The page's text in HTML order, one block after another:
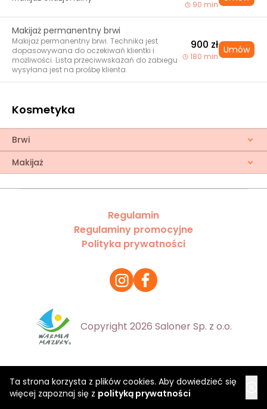
Ta strona korzysta z plików cookies. Aby dowiedzieć się
więcej zapoznaj się z polityką prywatności
90 min
Makijaż permanentny brwi
Makijaż permanentny brwi. Technika jest
dopasowywana do oczekiwań klientki i
możliwości. Lista przeciwwskazań do zabiegu
wysyłana jest na prośbę klienta.
900 zł
180 min
Umów
Kosmetyka
Brwi
Makijaż
Regulamin
Regulaminy promocyjne
Polityka prywatności
Copyright 2026 Saloner Sp. z o.o.